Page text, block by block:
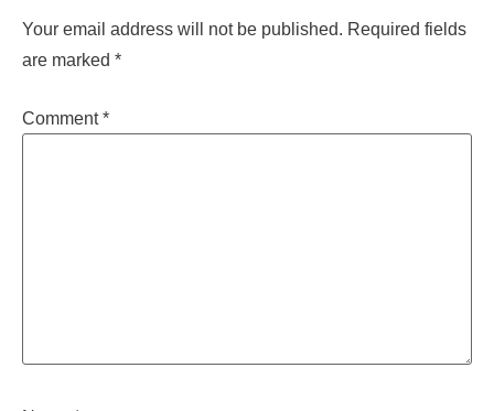
Your email address will not be published. Required fields
are marked *
Comment*